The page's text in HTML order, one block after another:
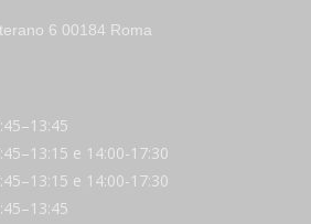
6 00184 Roma
e 14:00-17:30
e 14:00-17:30